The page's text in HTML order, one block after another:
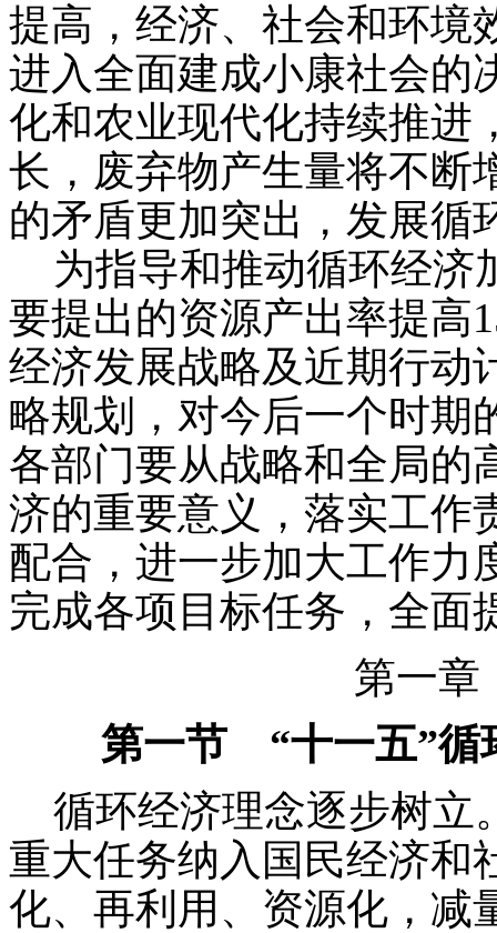
提高，经济、社会和环境
进入全面建成小康社会的
化和农业现代化持续推进
长，废弃物产生量将不断
的矛盾更加突出，发展循
为指导和推动循环经济
要提出的资源产出率提高
经济发展战略及近期行动
略规划，对今后一个时期
各部门要从战略和全局的
济的重要意义，落实工作
配合，进一步加大工作力
完成各项目标任务，全面
第一
第一节 “十一五”循
循环经济理念逐步树立
重大任务纳入国民经济和
化、再利用、资源化，减